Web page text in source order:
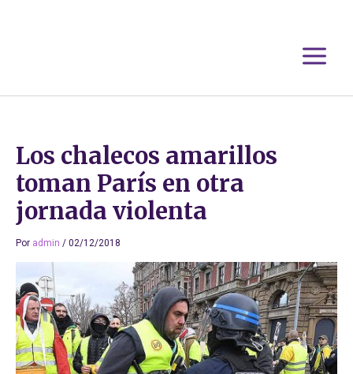
Los chalecos amarillos
toman París en otra
jornada violenta
Por admin / 02/12/2018